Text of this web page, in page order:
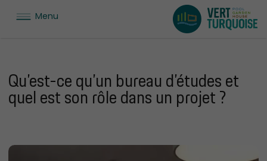
Menu
Qu’est-ce qu’un bureau d’études et
quel est son rôle dans un projet ?